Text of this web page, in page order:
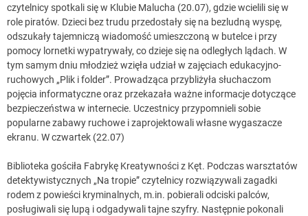
czytelnicy spotkali się w Klubie Malucha (20.07), gdzie wcielili się w
role piratów. Dzieci bez trudu przedostały się na bezludną wyspę,
odszukały tajemniczą wiadomość umieszczoną w butelce i przy
pomocy lornetki wypatrywały, co dzieje się na odległych lądach. W
tym samym dniu młodzież wzięła udział w zajęciach edukacyjno-
ruchowych „Plik i folder”. Prowadząca przybliżyła słuchaczom
pojęcia informatyczne oraz przekazała ważne informacje dotyczące
bezpieczeństwa w internecie. Uczestnicy przypomnieli sobie
popularne zabawy ruchowe i zaprojektowali własne wygaszacze
ekranu. W czwartek (22.07)
Biblioteka gościła Fabrykę Kreatywności z Kęt. Podczas warsztatów
detektywistycznych „Na tropie” czytelnicy rozwiązywali zagadki
rodem z powieści kryminalnych, m.in. pobierali odciski palców,
posługiwali się lupą i odgadywali tajne szyfry. Następnie pokonali